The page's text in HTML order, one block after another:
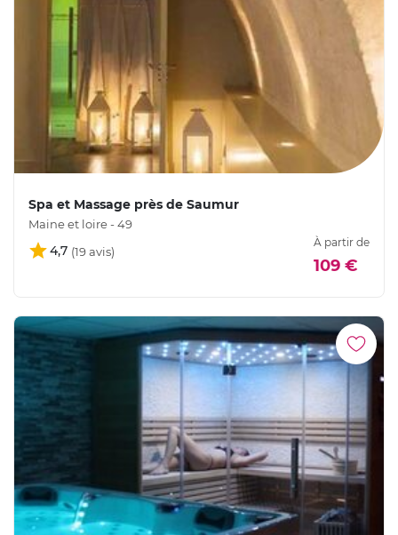
Spa et Massage près de Saumur
Maine et loire - 49
4,7
À partir de
109 €